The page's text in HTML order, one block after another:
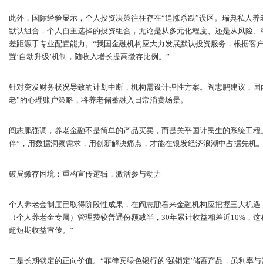
此外，国际经验显示，个人投资决策往往存在“追涨杀跌”误区。瑞典私人
默认组合，个人自主选择的投资组合，无论是从多元化程度、还是从风险
差距源于专业配置能力。“我国金融机构应大力发展默认投资服务，根据客
置‘自动升级’机制，随收入增长提高缴存比例。”
针对突发财务状况导致的计划中断，机构需设计弹性方案。阎志鹏建议，
老”的心理账户策略，将养老储蓄融入日常消费场景。
阎志鹏强调，养老金融不是简单的产品买卖，而是关乎国计民生的系统工程
伴”，用数据洞察需求，用创新解决痛点，才能在银发经济浪潮中占据先机
破局缴存困境：重构宣传逻辑，激活参与动力
个人养老金制度已取得阶段性成果，在阎志鹏看来金融机构应把握三大机
（个人养老金专属）管理费较普通份额减半，30年累计收益相差近10%，
超短期收益宣传。”
二是长期锁定的正向价值。“菲律宾绿色银行的‘强锁定’储蓄产品，虽利率